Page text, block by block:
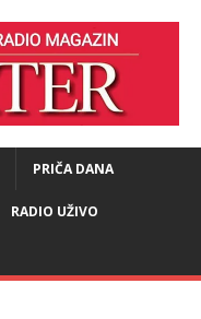
PRIČA DANA
RADIO UŽIVO